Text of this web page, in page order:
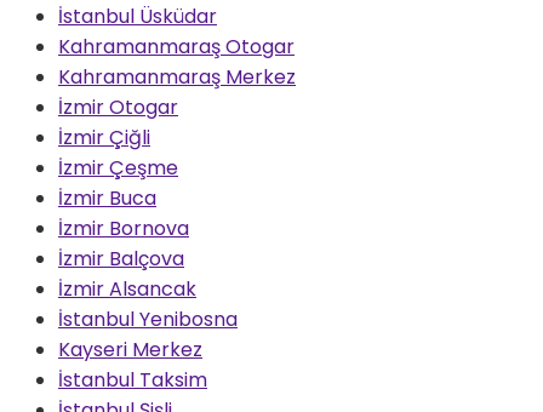
İstanbul Üsküdar
Kahramanmaraş Otogar
Kahramanmaraş Merkez
İzmir Otogar
İzmir Çiğli
İzmir Çeşme
İzmir Buca
İzmir Bornova
İzmir Balçova
İzmir Alsancak
İstanbul Yenibosna
Kayseri Merkez
İstanbul Taksim